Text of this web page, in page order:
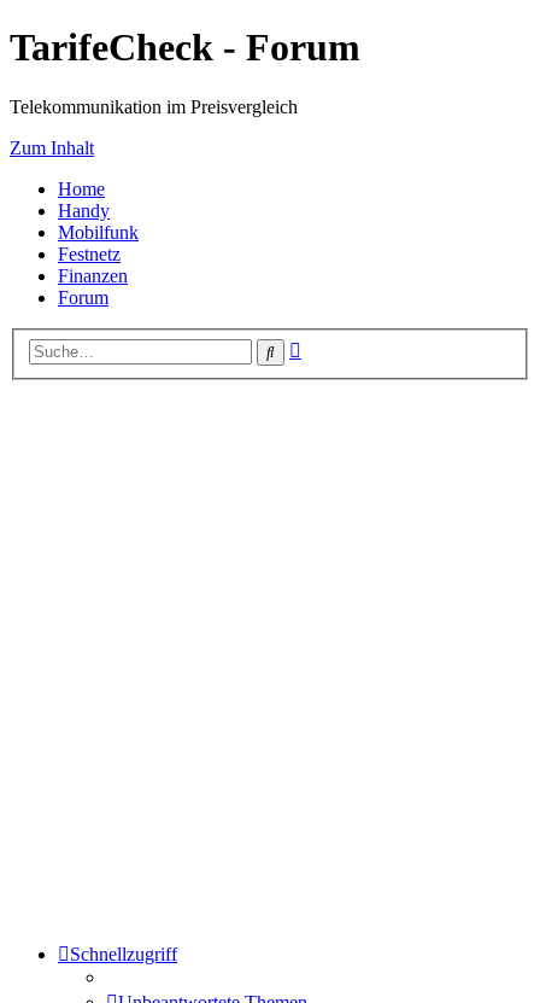
TarifeCheck - Forum
Telekommunikation im Preisvergleich
Zum Inhalt
Home
Handy
Mobilfunk
Festnetz
Finanzen
Forum
Suche
Schnellzugriff